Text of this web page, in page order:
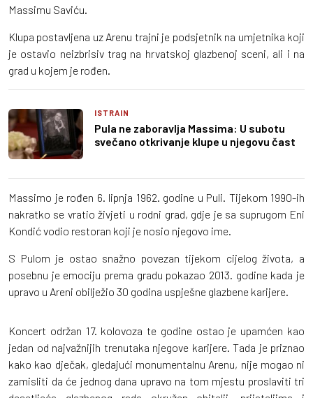
Massimu Saviću.
Klupa postavljena uz Arenu trajni je podsjetnik na umjetnika koji
je ostavio neizbrisiv trag na hrvatskoj glazbenoj sceni, ali i na
grad u kojem je rođen.
ISTRAIN
Pula ne zaboravlja Massima: U subotu
svečano otkrivanje klupe u njegovu čast
Massimo je rođen 6. lipnja 1962. godine u Puli. Tijekom 1990-ih
nakratko se vratio živjeti u rodni grad, gdje je sa suprugom Eni
Kondić vodio restoran koji je nosio njegovo ime.
S Pulom je ostao snažno povezan tijekom cijelog života, a
posebnu je emociju prema gradu pokazao 2013. godine kada je
upravo u Areni obilježio 30 godina uspješne glazbene karijere.
Koncert održan 17. kolovoza te godine ostao je upamćen kao
jedan od najvažnijih trenutaka njegove karijere. Tada je priznao
kako kao dječak, gledajući monumentalnu Arenu, nije mogao ni
zamisliti da će jednog dana upravo na tom mjestu proslaviti tri